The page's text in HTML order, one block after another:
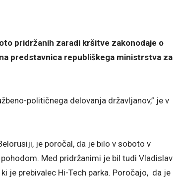
pridržanih zaradi kršitve zakonodaje o
predstavnica republiškega ministrstva za
političnega delovanja državljanov,” je v
je poročal, da je bilo v soboto v
Med pridržanimi je bil tudi Vladislav
je prebivalec Hi-Tech parka. Poročajo, da je